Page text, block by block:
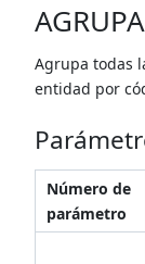
Agrupa todas
entidad por
Número de
parámetro